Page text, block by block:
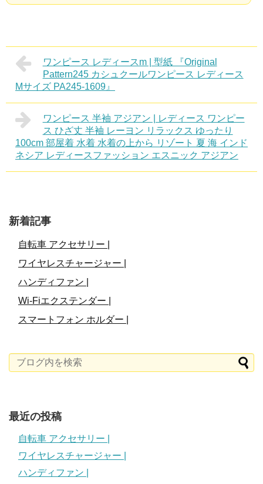
ワンピース レディースm | 型紙 『Original
Pattern245 カシュクールワンピース レディース
Mサイズ PA245-1609』
ワンピース 半袖 アジアン | レディース ワンピー
ス ひざ丈 半袖 レーヨン リラックス ゆったり
100cm 部屋着 水着 水着の上から リゾート 夏 海 インド
ネシア レディースファッション エスニック アジアン
新着記事
自転車 アクセサリー |
ワイヤレスチャージャー |
ハンディファン |
Wi-Fiエクステンダー |
スマートフォン ホルダー |
最近の投稿
自転車 アクセサリー |
ワイヤレスチャージャー |
ハンディファン |